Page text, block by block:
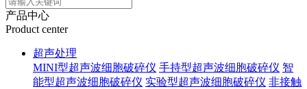
产品中心
Product center
超声处理
MINI型超声波细胞破碎仪 手持型超声波细胞破碎仪 智
能型超声波细胞破碎仪 实验型超声波细胞破碎仪 非接触